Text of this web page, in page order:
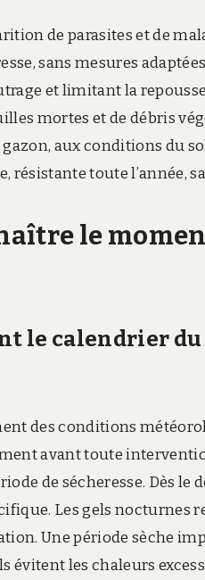
de parasites et de
sans mesures
et limitant la
mortes et de débris
aux conditions du
résistante toute l’année,
le
le calendrier
des conditions
avant toute
de sécheresse. Dès le
Les gels nocturnes
Une période sèche
évitent les chaleurs